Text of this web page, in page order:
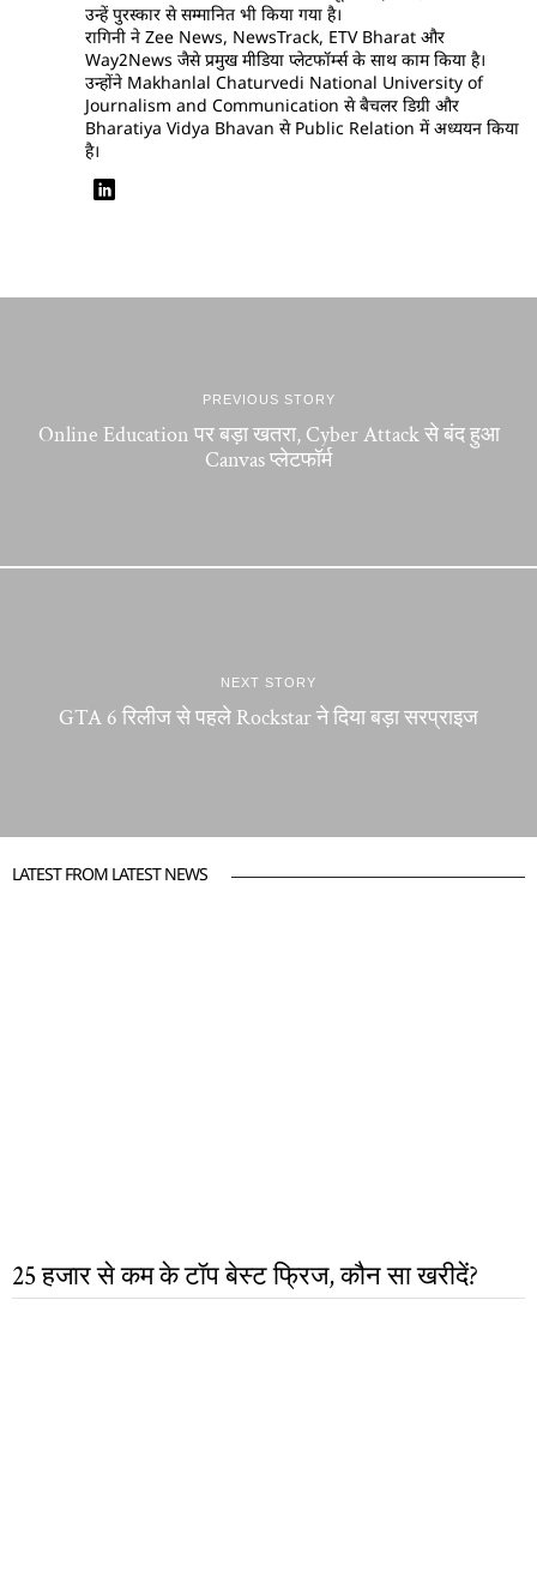
उन्हें पुरस्कार से सम्मानित भी किया गया है।
रागिनी ने Zee News, NewsTrack, ETV Bharat और
Way2News जैसे प्रमुख मीडिया प्लेटफॉर्म्स के साथ काम किया है।
उन्होंने Makhanlal Chaturvedi National University of
Journalism and Communication से बैचलर डिग्री और
Bharatiya Vidya Bhavan से Public Relation में अध्ययन किया
है।
PREVIOUS STORY
Online Education पर बड़ा खतरा, Cyber Attack से बंद हुआ
Canvas प्लेटफॉर्म
NEXT STORY
GTA 6 रिलीज से पहले Rockstar ने दिया बड़ा सरप्राइज
LATEST FROM LATEST NEWS
25 हजार से कम के टॉप बेस्ट फ्रिज, कौन सा खरीदें?